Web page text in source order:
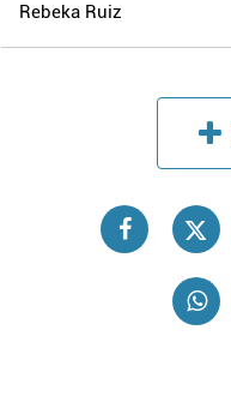
Rebeka Ruiz